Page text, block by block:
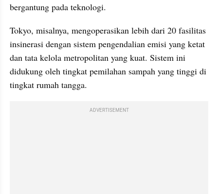
bergantung pada teknologi.
Tokyo, misalnya, mengoperasikan lebih dari 20 fasilitas
insinerasi dengan sistem pengendalian emisi yang ketat
dan tata kelola metropolitan yang kuat. Sistem ini
didukung oleh tingkat pemilahan sampah yang tinggi di
tingkat rumah tangga.
ADVERTISEMENT